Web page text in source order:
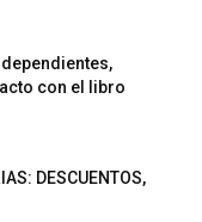
con el libro
DESCUENTOS,